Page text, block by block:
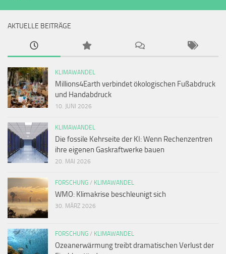
AKTUELLE BEITRÄGE
KLIMAWANDEL
Millions4Earth verbindet ökologischen Fußabdruck
und Handabdruck
10. JUNI 2026
KLIMAWANDEL
Die fossile Kehrseite der KI: Wenn Rechenzentren
ihre eigenen Gaskraftwerke bauen
20. MAI 2026
FORSCHUNG / KLIMAWANDEL
WMO: Klimakrise beschleunigt sich
30. MÄRZ 2026
FORSCHUNG / KLIMAWANDEL
Ozeanerwärmung treibt dramatischen Verlust der